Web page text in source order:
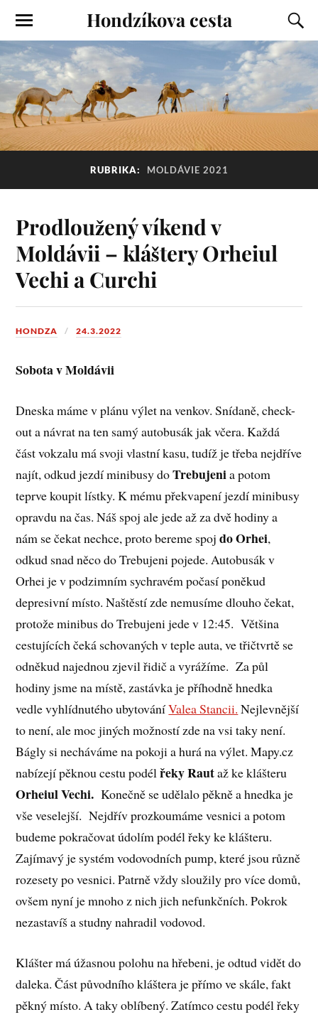
Hondzíkova cesta
RUBRIKA: MOLDÁVIE 2021
Prodloužený víkend v
Moldávii – kláštery Orheiul
Vechi a Curchi
HONDZA 24.3.2022
Sobota v Moldávii
Dneska máme v plánu výlet na venkov. Snídaně, check-
out a návrat na ten samý autobusák jak včera. Každá
část vokzalu má svoji vlastní kasu, tudíž je třeba nejdříve
najít, odkud jezdí minibusy doTrebujenia potom
teprve koupit lístky. K mému překvapení jezdí minibusy
opravdu na čas. Náš spoj ale jede až za dvě hodiny a
nám se čekat nechce, proto bereme spojdo Orhei,
odkud snad něco do Trebujeni pojede. Autobusák v
Orhei je v podzimním sychravém počasí poněkud
depresivní místo. Naštěstí zde nemusíme dlouho čekat,
protože minibus do Trebujeni jede v 12:45. Většina
cestujících čeká schovaných v teple auta, ve třičtvrtě se
odněkud najednou zjevil řidič a vyrážíme. Za půl
hodiny jsme na místě, zastávka je příhodně hnedka
vedle vyhlídnutého ubytováníValea Stancii. Nejlevnější
to není, ale moc jiných možností zde na vsi taky není.
Bágly si necháváme na pokoji a hurá na výlet. Mapy.cz
nabízejí pěknou cestu podélřeky Rautaž ke klášteru
Orheiul Vechi. Konečně se udělalo pěkně a hnedka je
vše veselejší. Nejdřív prozkoumáme vesnici a potom
budeme pokračovat údolím podél řeky ke klášteru.
Zajímavý je systém vodovodních pump, které jsou různě
rozesety po vesnici. Patrně vždy sloužily pro více domů,
ovšem nyní je mnoho z nich jich nefunkčních. Pokrok
nezastavíš a studny nahradil vodovod.
Klášter má úžasnou polohu na hřebeni, je odtud vidět do
daleka. Část původního kláštera je přímo ve skále, fakt
pěkný místo. A taky oblíbený. Zatímco cestu podél řeky